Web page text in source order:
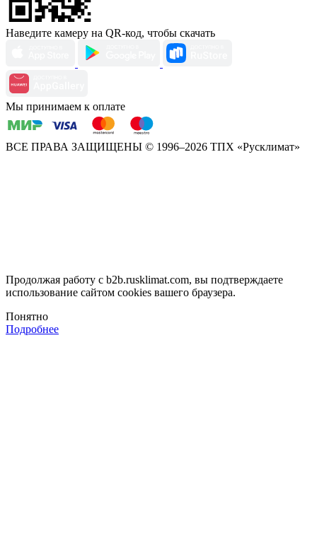
Наведите камеру на QR-код, чтобы скачать
Мы принимаем к оплате
ВСЕ ПРАВА ЗАЩИЩЕНЫ © 1996–2026 ТПХ «Русклимат»
Продолжая работу с b2b.rusklimat.com, вы подтверждаете
использование сайтом cookies вашего браузера.
Понятно
Подробнее